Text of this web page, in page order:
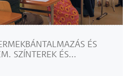
ÉS
SZÍNTEREK ÉS...